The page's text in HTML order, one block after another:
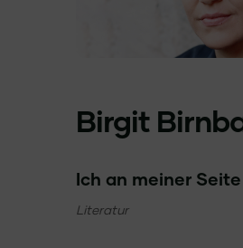
Birgit
Ich an meiner Seite
Literatur